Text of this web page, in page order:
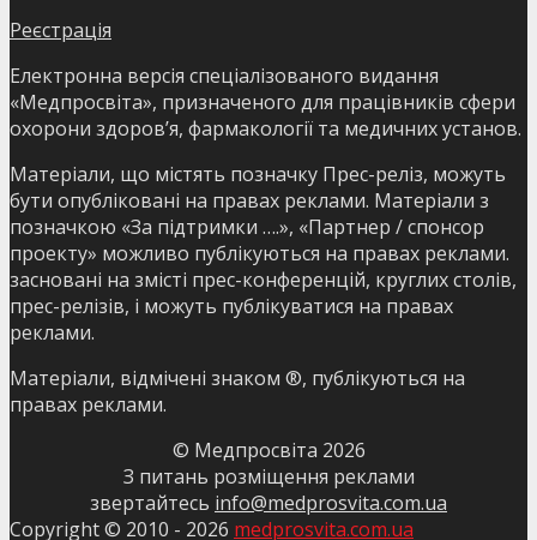
Реєстрація
Електронна версія спеціалізованого видання
«Медпросвіта», призначеного для працівників сфери
охорони здоров’я, фармакології та медичних установ.
Матеріали, що містять позначку Прес-реліз, можуть
бути опубліковані на правах реклами. Матеріали з
позначкою «За підтримки ….», «Партнер / спонсор
проекту» можливо публікуються на правах реклами.
засновані на змісті прес-конференцій, круглих столів,
прес-релізів, і можуть публікуватися на правах
реклами.
Матеріали, відмічені знаком ®, публікуються на
правах реклами.
© Медпросвіта 2026
З питань розміщення реклами
звертайтесь info@medprosvita.com.ua
Copyright © 2010 - 2026 medprosvita.com.ua